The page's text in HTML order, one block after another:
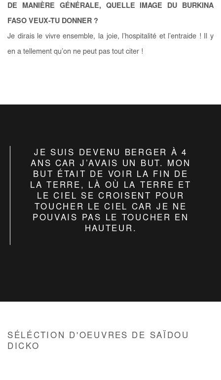
DE MANIÈRE GÉNÉRALE, QUELLE IMAGE DU BURKINA
FASO VEUX-TU DONNER ?
Je dirais le vivre ensemble, la joie, l’hospitalité et l’entraide ! Il y
en a tellement qu’on ne peut pas tout citer !
JE SUIS DEVENU BERGER À 4
ANS CAR J’AVAIS UN BUT. MON
BUT ÉTAIT DE VOIR LA FIN DE
LA TERRE, LÀ OÙ LA TERRE ET
LE CIEL SE CROISENT POUR
TOUCHER LE CIEL CAR JE NE
POUVAIS PAS LE TOUCHER EN
HAUTEUR.
SÉLÉCTION D'OEUVRES DE SAÏDOU
DICKO